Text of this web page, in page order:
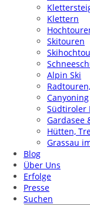
Klettern
Skitouren
Alpin Ski
Canyoning
Südtiroler
Gardasee
Hütten,
Grassau
Blog
Über Uns
Erfolge
Presse
Suchen